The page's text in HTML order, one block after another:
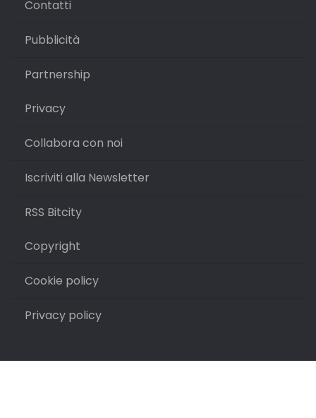
Contatti
Pubblicità
Partnership
Privacy
Collabora con noi
Iscriviti alla Newsletter
RSS Bitcity
Copyright
Cookie policy
Privacy policy